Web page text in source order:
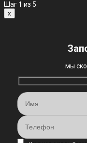
Шаг 1 из 5
x
мы